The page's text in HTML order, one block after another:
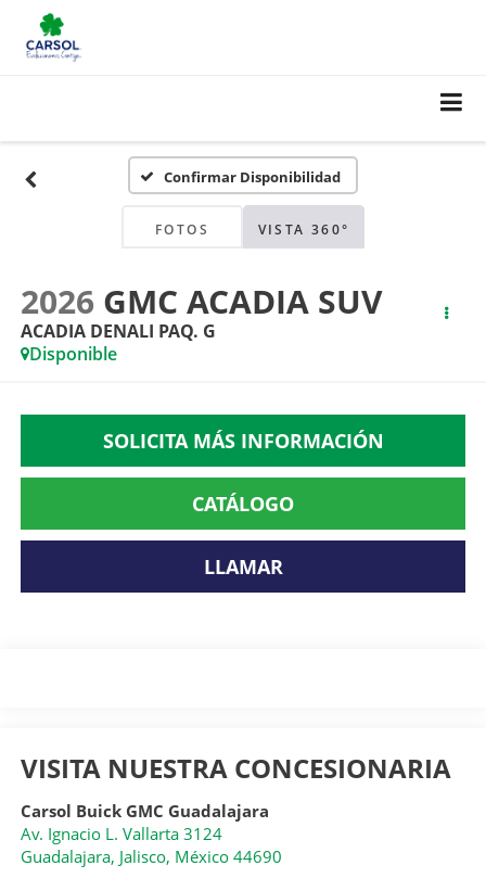
Confirmar Disponibilidad
FOTOS VISTA 360°
2026 GMC ACADIA SUV
ACADIA DENALI PAQ. G
Disponible
SOLICITA MÁS INFORMACIÓN
CATÁLOGO
LLAMAR
VISITA NUESTRA CONCESIONARIA
Carsol Buick GMC Guadalajara
Av. Ignacio L. Vallarta 3124
Guadalajara, Jalisco, México 44690